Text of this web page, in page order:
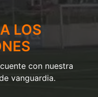
LOS
con nuestra
vanguardia.